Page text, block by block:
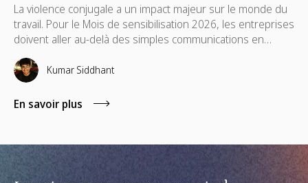
La violence conjugale a un impact majeur sur le monde du
travail. Pour le Mois de sensibilisation 2026, les entreprises
doivent aller au-delà des simples communications en
mettant en place des politiques de soutien, des aides
financières, des formations pour les managers à distance
et du mécénat de compétences.
Kumar Siddhant
En savoir plus